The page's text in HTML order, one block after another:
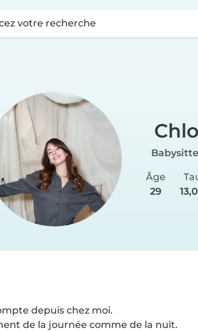
votre recherche
Âge
29
depuis chez moi.
de la journée comme de la nuit.